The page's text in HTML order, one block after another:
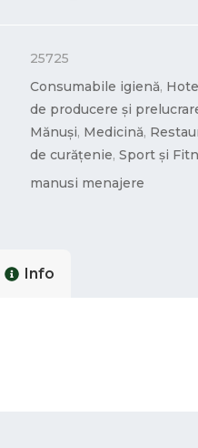
25725
Consumabile igienă, Hotel
de producere și
Mănuși, Medicină,
de curățenie,Sport și
manusi menajere
Info